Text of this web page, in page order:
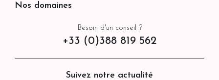
Besoin d'un conseil ?
+33 (0)388 819 562
Suivez notre actualité
Nos domaines